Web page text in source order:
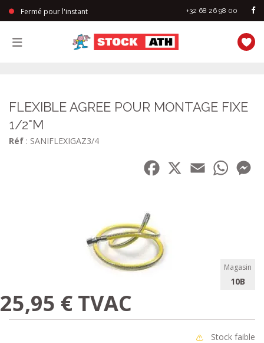
Fermé pour l'instant +32 68 26 98 00
FLEXIBLE AGREE POUR MONTAGE FIXE
1/2"M
Réf : SANIFLEXIGAZ3/4
Facebook
Email
Magasin
10B
25,95 € TVAC
Stock faible